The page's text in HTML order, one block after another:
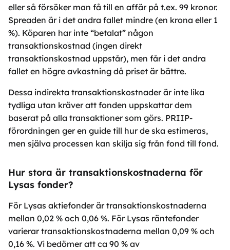
eller så försöker man få till en affär på t.ex. 99 kronor.
Spreaden är i det andra fallet mindre (en krona eller 1
%). Köparen har inte “betalat” någon
transaktionskostnad (ingen direkt
transaktionskostnad uppstår), men får i det andra
fallet en högre avkastning då priset är bättre.
Dessa indirekta transaktionskostnader är inte lika
tydliga utan kräver att fonden uppskattar dem
baserat på alla transaktioner som görs. PRIIP-
förordningen ger en guide till hur de ska estimeras,
men själva processen kan skilja sig från fond till fond.
Hur stora är transaktionskostnaderna för
Lysas fonder?
För Lysas aktiefonder är transaktionskostnaderna
mellan 0,02 % och 0,06 %. För Lysas räntefonder
varierar transaktionskostnaderna mellan 0,09 % och
0,16 %. Vi bedömer att ca 90 % av